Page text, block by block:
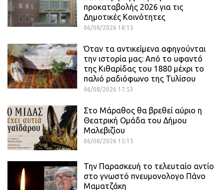
προκαταβολής 2026 για τις
Δημοτικές Κοινότητες
06/08/2026 18:15
Όταν τα αντικείμενα αφηγούνται
την ιστορία μας: Από το υφαντό
της Κιθαρίδας του 1880 μέχρι το
παλιό ραδιόφωνο της Τυλίσου
06/08/2026 17:53
Στο Μάραθος θα βρεθεί αύριο η
Θεατρική Ομάδα του Δήμου
Μαλεβιζίου
06/08/2026 15:15
Την Παρασκευή το τελευταίο αντίο
στο γνωστό πνευμονολογο Πάνο
Μαματζάκη